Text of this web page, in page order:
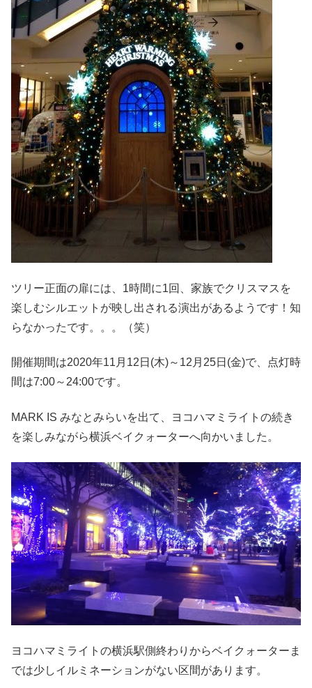
ツリー正面の扉には、1時間に1回、家族でクリスマスを
楽しむシルエットが映し出される演出があるようです！知
らなかったです。。。（笑）
開催期間は2020年11月12日(木)～12月25日(金)で、点灯時
間は7:00～24:00です。
MARK IS みなとみらいを出て、ヨコハマミライトの続き
を楽しみながら横浜ベイクォーターへ向かいました。
ヨコハマミライトの横浜駅側終わりからベイクォーターま
では少しイルミネーションがない区間があります。